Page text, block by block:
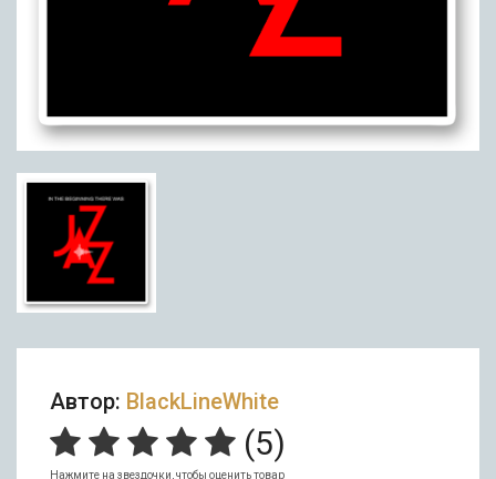
Автор: BlackLineWhite
(5)
Нажмите на звездочки, чтобы оценить товар